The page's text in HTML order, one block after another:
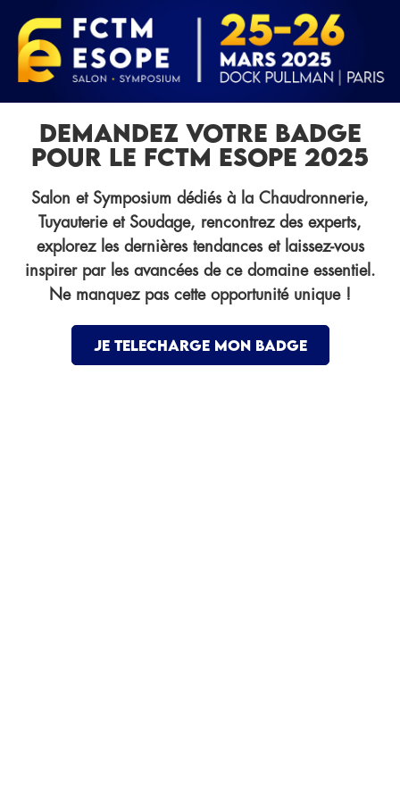
DEMANDEZ VOTRE BADGE
POUR LE FCTM ESOPE 2025
Salon et Symposium dédiés à la Chaudronnerie,
Tuyauterie et Soudage, rencontrez des experts,
explorez les dernières tendances et laissez-vous
inspirer par les avancées de ce domaine essentiel.
Ne manquez pas cette opportunité unique !
JE TELECHARGE MON BADGE